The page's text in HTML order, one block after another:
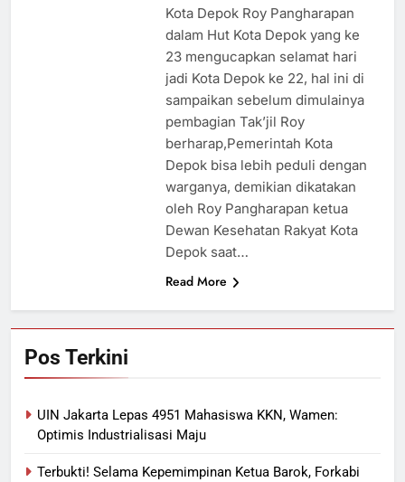
Kota Depok Roy Pangharapan
dalam Hut Kota Depok yang ke
23 mengucapkan selamat hari
jadi Kota Depok ke 22, hal ini di
sampaikan sebelum dimulainya
pembagian Tak’jil Roy
berharap,Pemerintah Kota
Depok bisa lebih peduli dengan
warganya, demikian dikatakan
oleh Roy Pangharapan ketua
Dewan Kesehatan Rakyat Kota
Depok saat…
Read More
Pos Terkini
UIN Jakarta Lepas 4951 Mahasiswa KKN, Wamen:
Optimis Industrialisasi Maju
Terbukti! Selama Kepemimpinan Ketua Barok, Forkabi